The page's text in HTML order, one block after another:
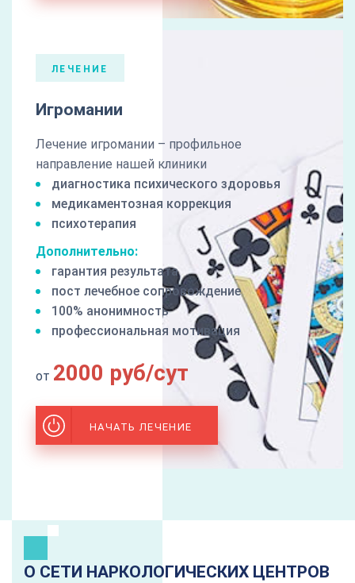
ЛЕЧЕНИЕ
Игромании
Лечение игромании – профильное
направление нашей клиники
диагностика психического здоровья
медикаментозная коррекция
психотерапия
Дополнительно:
гарантия результата
пост лечебное сопровождение
100% анонимность
профессиональная мотивация
от 2000 руб/сут
НАЧАТЬ ЛЕЧЕНИЕ
О СЕТИ НАРКОЛОГИЧЕСКИХ ЦЕНТРОВ